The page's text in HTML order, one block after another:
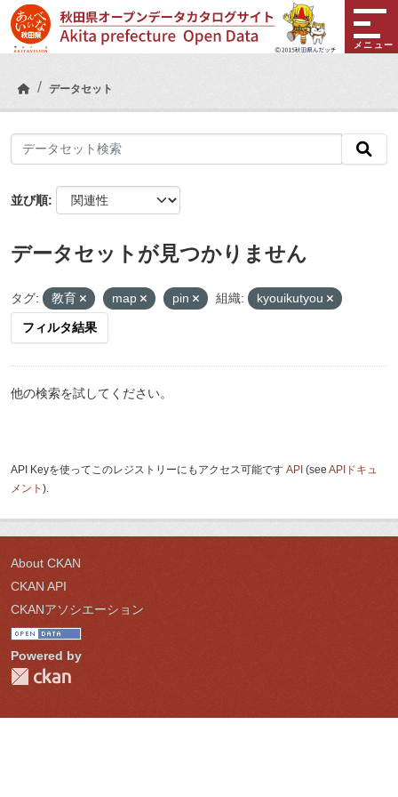
Skip to main content
メニュー
データセット
並び順
データセットが見つかりません
タグ: 教育 map pin 組織: kyouikutyou
フィルタ結果
他の検索を試してください。
API Keyを使ってこのレジストリーにもアクセス可能です API (see APIドキュ
メント ).
About CKAN
CKAN API
CKANアソシエーション
Powered by